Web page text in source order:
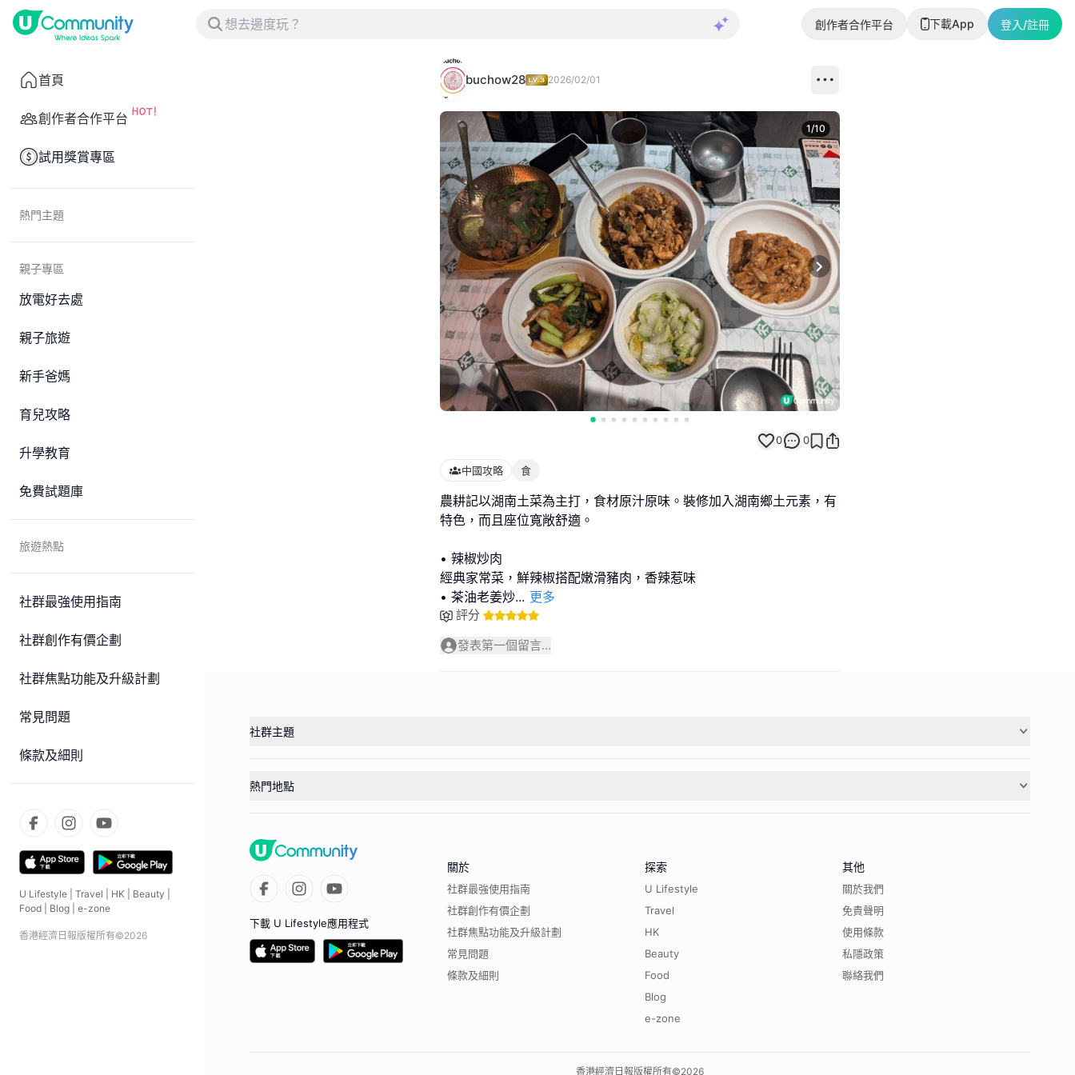
創作者合作平台 下載App 登入/註冊
首頁
創作者合作平台
試用獎賞專區
熱門主題
親子專區
放電好去處
親子旅遊
新手爸媽
育兒攻略
升學教育
免費試題庫
旅遊熱點
社群最強使用指南
社群創作有價企劃
社群焦點功能及升級計劃
常見問題
條款及細則
U Lifestyle Travel HK Beauty
Food
Blog e-zone
香港經濟日報版權所有©2026
buchow28 2026/02/01
Next slide
1/10
0 0
中國攻略 食
農耕記以湖南土菜為主打，食材原汁原味。裝修加入湖南鄉土元素，有
特色，而且座位寬敞舒適。
• 辣椒炒肉
經典家常菜，鮮辣椒搭配嫩滑豬肉，香辣惹味
• 茶油老姜炒... 更多
評分
發表第一個留言...
社群主題
熱門地點
下載 U Lifestyle應用程式
關於
社群最強使用指南
社群創作有價企劃
社群焦點功能及升級計劃
常見問題
條款及細則
探索
U Lifestyle
Travel
HK
Beauty
Food
Blog
e-zone
其他
關於我們
免責聲明
使用條款
私隱政策
聯絡我們
香港經濟日報版權所有©2026